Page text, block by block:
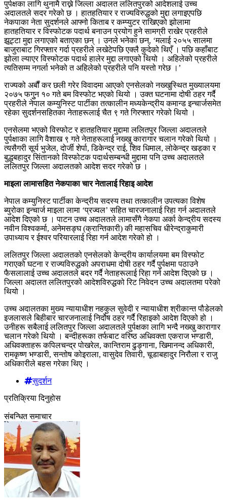
पुर्पक्षका लागि थुनामै राख्ने जिल्ला अदालत ललितपुरको आदेशलाई उच्च
अदालतले सदर गरेको छ । हातहतियार र राज्यविरुद्धको मुद्दा लगाइएपछि
नेकपाका नेता सुदर्शनले आफ्नो किताब र कम्प्युटर राखिएको झोलामा
हातहतियार र विस्फोटक पदार्थ बनाउन प्रयोग हुने सामग्री राखेर प्रहरीले
झूट्टा मुद्दा लगाएको बताएका छन् । उनले भनेका छन्, ‘मलाई २०५५ सालमा
बाजुराबाट गिरफ्तार गर्दा प्रहरीले लखेटेपछि एक्लै कुदेको थिएँ । पछि कहाँबाट
झोला ल्याएर विस्फोटक पदार्थ हालेर मुद्दा लगाएको थियो । अहिलेको प्रहरीले
त्यतिसम्म नगर्ला भनेको त अहिलेको प्रहरीले पनि यस्तो गरेछ ।’
राज्यको अर्बौं कर छली गरेर विवादमा आएको एनसेलको नख्खुस्थित मुख्यालयमा
२०७५ फगुुन १० गते बम विस्फोट भएको थियो । उक्त घटनामा दोषी ठहर गर्दै
प्रहरीले नेपाल कम्युनिस्ट पार्टीका तत्कालीन मध्यकेन्द्रीय कमान्ड इन्चार्जसमेत
रहेका सुदर्शनसहितका नेताहरूलाई चैत ९ गते गिरफ्तार गरेको थियो ।
एनसेलमा भएको विस्फोट र हातहतियार मुद्दामा ललितपुर जिल्ला अदालतले
पुर्पक्षाका लागि वैशाख ९ गते नेताहरूलाई नख्खु कारागार चलान गरेको थियो ।
त्यसैगरी सूर्य भुजेल, दोर्जी शेर्पा, डिकेन्द्र राई, शिव धिमाल, लोकेन्द्र खड्का र
बुद्धबहादुर सिंतानको विस्फोटक पदार्थसम्बन्धी मुद्दामा पनि उच्च अदालतले
ललितपुर जिल्ला अदालतको आदेश सदर गरेको छ ।
माइला लामासहित नेकपाका चार नेतालाई रिहाइ आदेश
नेपाल कम्युनिस्ट पार्टीका केन्द्रीय सदस्य तथा तत्कालीन उपत्यका विशेष
ब्युरोका इन्चार्ज माइला लामा ‘प्रज्वल’ सहित चारजनालाई रिहा गर्न अदालतले
आदेश दिएको छ । पाटन उच्च अदालतले लामासँगै नेकपा अर्का केन्द्रीय सदस्य
नवीन विश्वकर्मा, अनेमसङ्घ (क्रान्तिकारी) की महासचिव धीरेन्द्राकुमारी
उपाध्याय र ईश्वर परियारलाई रिहा गर्न आदेश गरेको हो ।
ललितपुर जिल्ला अदालतको एनसेलको केन्द्रीय कार्यालयमा बम विस्फोट
गराएको घटना र राज्यविरुद्धको अपराधमा दोषी ठहर गर्दै पुर्पक्षमा पठाउने
फैसलालाई उच्च अदालतले बदर गर्दै नेताहरूलाई रिहा गर्न आदेश दिएको छ ।
जिल्ला अदालत ललितपुरको आदेशविरुद्धको रिट निवेदन उच्च अदालतमा परेको
थियो ।
उच्च अदालतका मुख्य न्यायाधीश नहकुल सुवेदी र न्यायाधीश श्रीकान्त पौडेलको
इजलासले बिहीबार चारजनालाई निर्दोष ठहर गर्दै रिहाइको आदेश दिएको हो ।
उनीहरू सबैलाई ललितपुर जिल्ला अदालतले पुर्पक्षका लागि भन्दै नख्खु कारागार
चलान गरेको थियो । बन्दीहरूका तर्फबाट वरिष्ठ अधिवक्ता एकराज भण्डारी,
अधिवक्ताहरू कपिलचन्द्र पोखरेल, कान्तिराम ढुङ्गाना, खिमानन्द अधिकारी,
रामकृष्ण भण्डारी, सन्तोष कोइराला, वासुदेव तिवारी, चूडाबहादुर निरौला र राजु
अधिकारीले बहस गरेका थिए ।
सुदर्शन
प्रतिक्रिया दिनुहोस
संबन्धित समाचार